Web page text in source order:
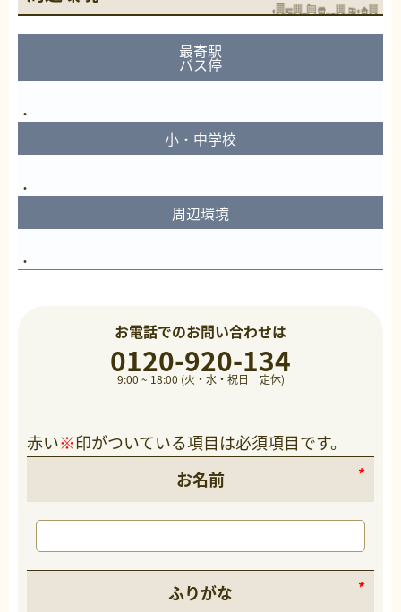
最寄駅
バス停
小・中学校
周辺環境
お電話でのお問い合わせは
0120-920-134
9:00 ~ 18:00 (火・水・祝日 定休)
赤い※印がついている項目は必須項目です。
お名前
ふりがな